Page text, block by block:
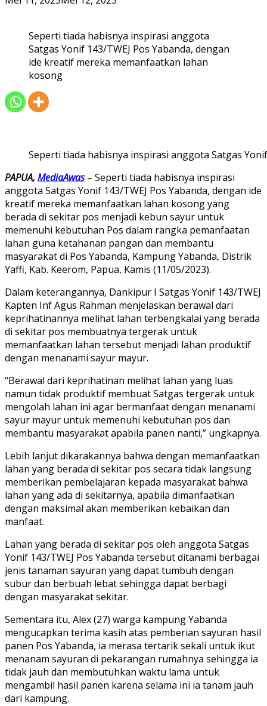
Seperti tiada habisnya inspirasi anggota
Satgas Yonif 143/TWEJ Pos Yabanda, dengan
ide kreatif mereka memanfaatkan lahan
kosong
Seperti tiada habisnya inspirasi anggota Satgas
PAPUA, MediaAwas – Seperti tiada habisnya inspirasi
anggota Satgas Yonif 143/TWEJ Pos Yabanda, dengan ide
kreatif mereka memanfaatkan lahan kosong yang
berada di sekitar pos menjadi kebun sayur untuk
memenuhi kebutuhan Pos dalam rangka pemanfaatan
lahan guna ketahanan pangan dan membantu
masyarakat di Pos Yabanda, Kampung Yabanda, Distrik
Yaffi, Kab. Keerom, Papua, Kamis (11/05/2023).
Dalam keterangannya, Dankipur I Satgas Yonif 143/TWEJ
Kapten Inf Agus Rahman menjelaskan berawal dari
keprihatinannya melihat lahan terbengkalai yang berada
di sekitar pos membuatnya tergerak untuk
memanfaatkan lahan tersebut menjadi lahan produktif
dengan menanami sayur mayur.
“Berawal dari keprihatinan melihat lahan yang luas
namun tidak produktif membuat Satgas tergerak untuk
mengolah lahan ini agar bermanfaat dengan menanami
sayur mayur untuk memenuhi kebutuhan pos dan
membantu masyarakat apabila panen nanti,” ungkapnya.
Lebih lanjut dikarakannya bahwa dengan memanfaatkan
lahan yang berada di sekitar pos secara tidak langsung
memberikan pembelajaran kepada masyarakat bahwa
lahan yang ada di sekitarnya, apabila dimanfaatkan
dengan maksimal akan memberikan kebaikan dan
manfaat.
Lahan yang berada di sekitar pos oleh anggota Satgas
Yonif 143/TWEJ Pos Yabanda tersebut ditanami berbagai
jenis tanaman sayuran yang dapat tumbuh dengan
subur dan berbuah lebat sehingga dapat berbagi
dengan masyarakat sekitar.
Sementara itu, Alex (27) warga kampung Yabanda
mengucapkan terima kasih atas pemberian sayuran hasil
panen Pos Yabanda, ia merasa tertarik sekali untuk ikut
menanam sayuran di pekarangan rumahnya sehingga ia
tidak jauh dan membutuhkan waktu lama untuk
mengambil hasil panen karena selama ini ia tanam jauh
dari kampung.